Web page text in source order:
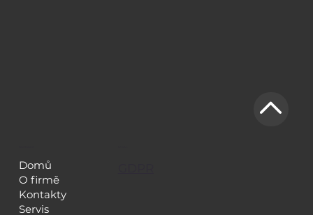
Domů
O firmě
Kontakty
Servis